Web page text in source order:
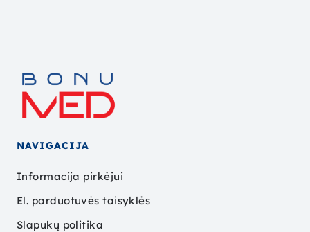
NAVIGACIJA
Informacija pirkėjui
El. parduotuvės taisyklės
Slapukų politika